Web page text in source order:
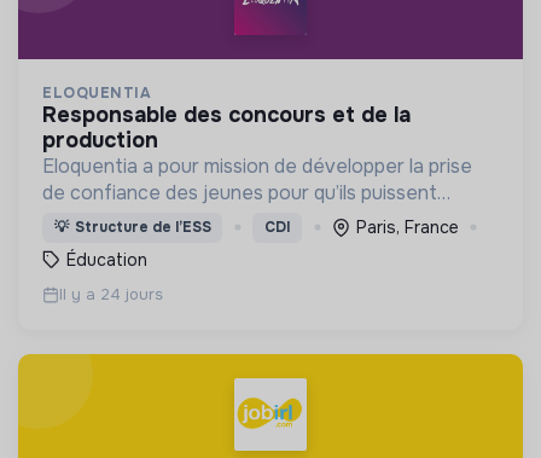
ELOQUENTIA
responsable des concours et de la
production
Eloquentia a pour mission de développer la prise
de confiance des jeunes pour qu’ils puissent
porter leurs voix et leurs idées. C'est +15 000
formés/an, 36 équipes concours mondial, 300
bénévoles.
💡 Structure de l’ESS CDI
Paris, France
Éducation
Il y a 24 jours